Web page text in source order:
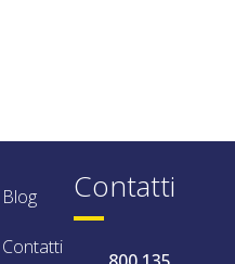
Blog
Contatti
Contatti